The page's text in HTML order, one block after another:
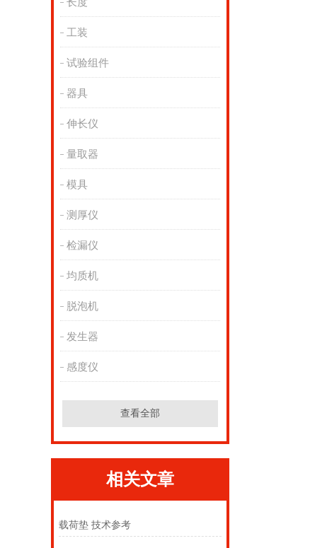
工装
试验组件
器具
伸长仪
量取器
模具
测厚仪
检漏仪
均质机
脱泡机
发生器
感度仪
查看全部
相关文章
载荷垫 技术参考